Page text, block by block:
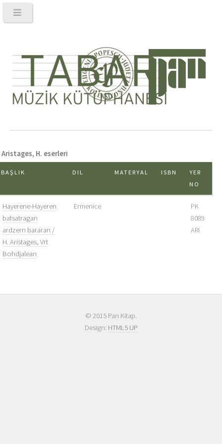
Aristages, H. eserleri
BAŞLIK DIL MATERYAL ISBN
YER
NO
Hayerene-Hayeren
batsatragan
ardzern bararan /
H. Aristages, Vrt
Bohdjalean
Ermenice
PK
8089
ARI
© 2015 Pan Kitap.
Design: HTML5 UP